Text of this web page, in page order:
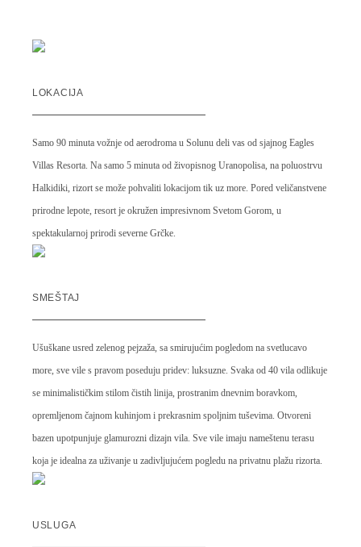
LOKACIJA
Samo 90 minuta vožnje od aerodroma u Solunu deli vas od sjajnog Eagles
Villas Resorta. Na samo 5 minuta od živopisnog Uranopolisa, na poluostrvu
Halkidiki, rizort se može pohvaliti lokacijom tik uz more. Pored veličanstvene
prirodne lepote, resort je okružen impresivnom Svetom Gorom, u
spektakularnoj prirodi severne Grčke.
SMEŠTAJ
Ušuškane usred zelenog pejzaža, sa smirujućim pogledom na svetlucavo
more, sve vile s pravom poseduju pridev: luksuzne. Svaka od 40 vila odlikuje
se minimalističkim stilom čistih linija, prostranim dnevnim boravkom,
opremljenom čajnom kuhinjom i prekrasnim spoljnim tuševima. Otvoreni
bazen upotpunjuje glamurozni dizajn vila. Sve vile imaju nameštenu terasu
koja je idealna za uživanje u zadivljujućem pogledu na privatnu plažu rizorta.
USLUGA